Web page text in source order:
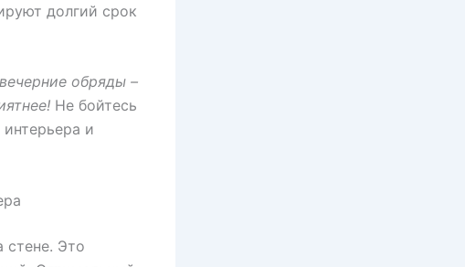
долгий срок
обряды –
Не бойтесь
и
стене. Это